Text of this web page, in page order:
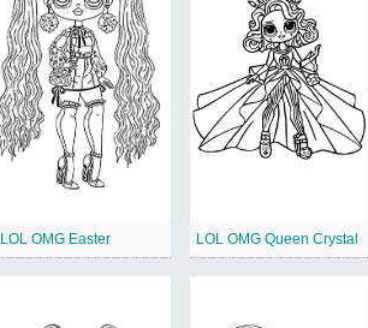
LOL OMG Easter LOL OMG Queen Crystal